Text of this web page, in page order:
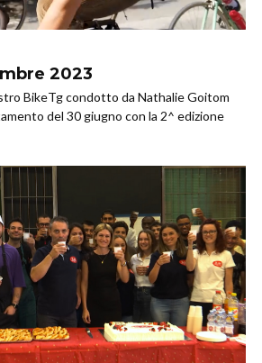
2023
BikeTg condotto da Nathalie Goitom
del 30 giugno con la 2^ edizione